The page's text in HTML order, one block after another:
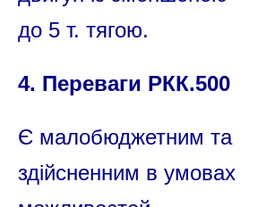
до 5 т. тягою.
4. Переваги РКК.500
Є малобюджетним та
здійсненним в умовах